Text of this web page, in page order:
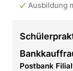
Ausbildung
Postbank